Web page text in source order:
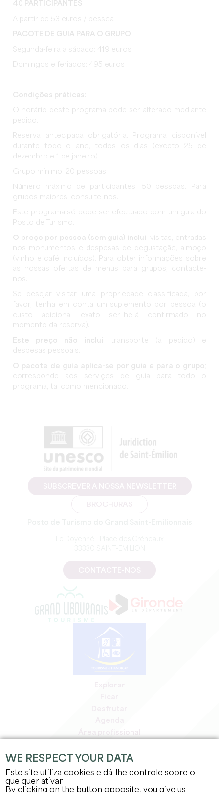
40 PARTICIPANTES
A partir de 53 euros / pessoa
PACOTE DE GUIA PARA O GRUPO
Segunda-feira a sábado: 419 euros
Domingos e feriados: 495 euros
Condições práticas:
O horário deste programa pode ser alterado mediante
pedido.
Reserva antecipada obrigatória. Programa disponível
durante todo o ano, todos os dias (exceto 25 de
dezembro e 1 de janeiro).
Grupo mínimo: 20 pessoas.
Número máximo de participantes: 50 pessoas. Para
grupos maiores, consulte-nos.
Este programa só pode ser efectuado com um guia do
Posto de Turismo.
O preço por pessoa (sem guia) inclui : visitas, entradas
nos monumentos e despesas de degustação, almoço
(vinho e café incluídos). Para obter informações sobre
as nossas ofertas de menus para grupos, contacte-
nos.
Se desejar visitar uma propriedade classificada, por
favor, tenha em conta um suplemento por pessoa (o
custo adicional exato ser-lhe-á confirmado no
momento da reserva).
Este preço não inclui : transporte (a pedido) e
despesas pessoais.
O pacote de guia aplica-se por guia e para o grupo
corresponde aos serviços de guia para todo o
programa, tal como mencionado.
Área profissional
Área de imprensa
Empregos e estágios
WE RESPECT YOUR DATA
Este site utiliza cookies e dá-lhe controle sobre o
que quer ativar
By clicking on the button opposite, you give us